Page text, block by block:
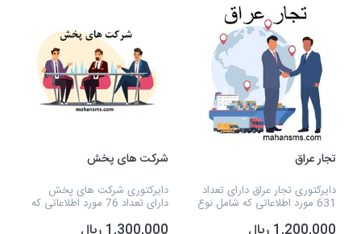
تجار عراق
دایرکتوری تجار عراق دارای تعداد
631 مورد اطلاعاتی که شامل نوع
آدرس، شماره همراه و تفکیک
شرکت های پخش
دایرکتوری شرکت های پخش
دارای تعداد 76 مورد اطلاعاتی که
شماره تلفن، آدرس، ایمیل و